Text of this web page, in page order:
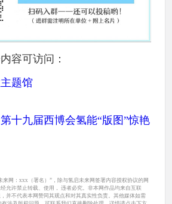
容可访问：
题馆
十九届西博会氢能“版图”惊艳
来网：xxx（署名）”，除与氢启未来网签署内容授权协议的网
允许禁止转载、使用， 违者必究。非本网作品均来自互联
并不代表本网赞同其观点和对其真实性负责。其他媒体如需